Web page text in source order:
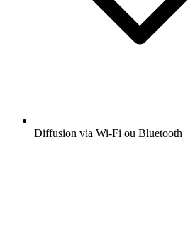
Diffusion via Wi-Fi ou Bluetooth